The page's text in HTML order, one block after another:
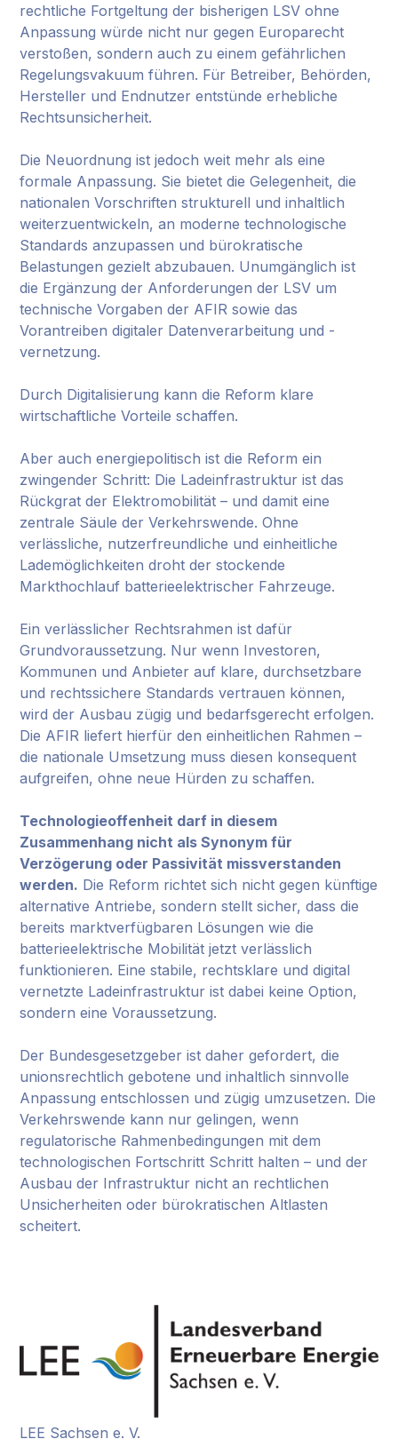
rechtliche Fortgeltung der bisherigen LSV ohne
Anpassung würde nicht nur gegen Europarecht
verstoßen, sondern auch zu einem gefährlichen
Regelungsvakuum führen. Für Betreiber, Behörden,
Hersteller und Endnutzer entstünde erhebliche
Rechtsunsicherheit.
Die Neuordnung ist jedoch weit mehr als eine
formale Anpassung. Sie bietet die Gelegenheit, die
nationalen Vorschriften strukturell und inhaltlich
weiterzuentwickeln, an moderne technologische
Standards anzupassen und bürokratische
Belastungen gezielt abzubauen. Unumgänglich ist
die Ergänzung der Anforderungen der LSV um
technische Vorgaben der AFIR sowie das
Vorantreiben digitaler Datenverarbeitung und -
vernetzung.
Durch Digitalisierung kann die Reform klare
wirtschaftliche Vorteile schaffen.
Aber auch energiepolitisch ist die Reform ein
zwingender Schritt: Die Ladeinfrastruktur ist das
Rückgrat der Elektromobilität – und damit eine
zentrale Säule der Verkehrswende. Ohne
verlässliche, nutzerfreundliche und einheitliche
Lademöglichkeiten droht der stockende
Markthochlauf batterieelektrischer Fahrzeuge.
Ein verlässlicher Rechtsrahmen ist dafür
Grundvoraussetzung. Nur wenn Investoren,
Kommunen und Anbieter auf klare, durchsetzbare
und rechtssichere Standards vertrauen können,
wird der Ausbau zügig und bedarfsgerecht erfolgen.
Die AFIR liefert hierfür den einheitlichen Rahmen –
die nationale Umsetzung muss diesen konsequent
aufgreifen, ohne neue Hürden zu schaffen.
Technologieoffenheit darf in diesem
Zusammenhang nicht als Synonym für
Verzögerung oder Passivität missverstanden
werden. Die Reform richtet sich nicht gegen künftige
alternative Antriebe, sondern stellt sicher, dass die
bereits marktverfügbaren Lösungen wie die
batterieelektrische Mobilität jetzt verlässlich
funktionieren. Eine stabile, rechtsklare und digital
vernetzte Ladeinfrastruktur ist dabei keine Option,
sondern eine Voraussetzung.
Der Bundesgesetzgeber ist daher gefordert, die
unionsrechtlich gebotene und inhaltlich sinnvolle
Anpassung entschlossen und zügig umzusetzen. Die
Verkehrswende kann nur gelingen, wenn
regulatorische Rahmenbedingungen mit dem
technologischen Fortschritt Schritt halten – und der
Ausbau der Infrastruktur nicht an rechtlichen
Unsicherheiten oder bürokratischen Altlasten
scheitert.
LEE Sachsen e. V.